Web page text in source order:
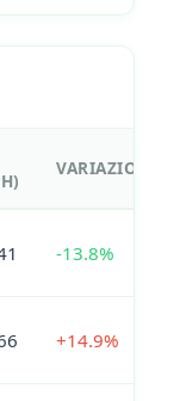
VARIAZIONE
-13.8%
+14.9%